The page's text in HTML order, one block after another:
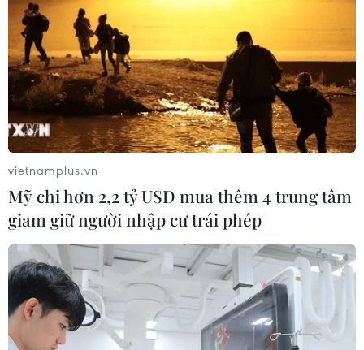
CƠ QUAN CHỦ QUẢN: THÔNG TẤN XÃ VIỆT NAM
Tổng Biên tập: TRẦN TIẾN DUẨN
Phó Tổng Biên tập: NGUYỄN THỊ TÁM, KHÚC THANH
THỦY
Sở hữu trí tuệ
Quy định sử dụng
RSS
Ngôn ngữ
TTXVN
Dịch vụ tin
Quảng cáo
Liên hệ
Giấy phép số: 1374/GP-BTTTT do Bộ Thông tin và Truyền thông
vietnamplus.vn
Mỹ chi hơn 2,2 tỷ USD mua thêm 4 trung tâm
giam giữ người nhập cư trái phép